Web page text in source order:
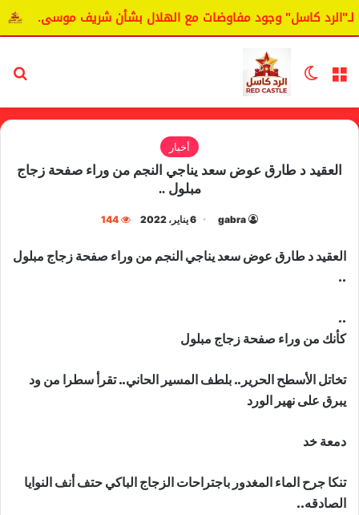
كاسل" وجود مفاوضات مع الهلال بشأن شريف موسى.
القائمة الوضع المظلم
أخبار
العقيد د طارق عوض سعد يناجي النجم من وراء صفحة زجاج
مبلول ..
gabra 6 يناير، 2022 144
العقيد د طارق عوض سعد يناجي النجم من وراء صفحة زجاج مبلول
..
..
كأنك من وراء صفحة زجاج مبلول
تخاتل الأسطح الحرير.. بلطف المسير الحاني.. تقرأ سطرا من ود
يبرق على نهير الورد
دمعة خد
تنكا جرح الماء المغدور باجتراحات الزجاج الباكي حتف أنف النوايا
الصادقه..